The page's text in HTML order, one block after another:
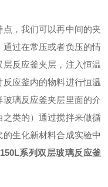
，我们可以再中间的夹
过在常压或者负压的情
反应釜夹层，注入恒温
应釜内的物料进行恒温
璃反应釜夹层里面的介
类的）通过搅拌来做循
生化新材料合成实验中
系列双层玻璃反应釜